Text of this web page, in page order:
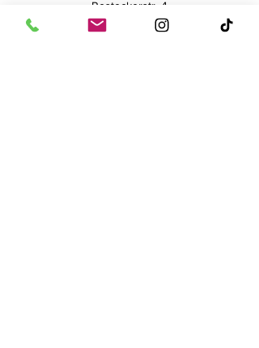
Rostockerstr. 4
41540 Dormagen